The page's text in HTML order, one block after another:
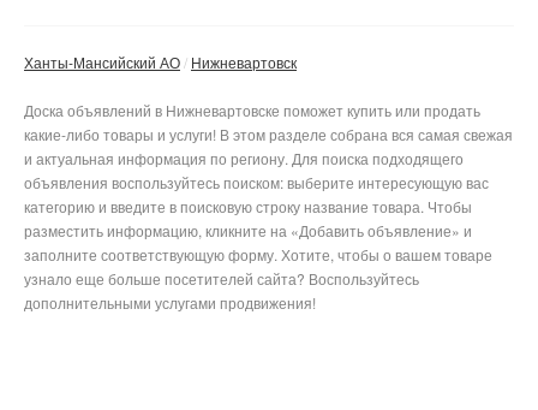
Ханты-Мансийский АО Нижневартовск
Доска объявлений в Нижневартовске поможет купить или продать
какие-либо товары и услуги! В этом разделе собрана вся самая свежая
и актуальная информация по региону. Для поиска подходящего
объявления воспользуйтесь поиском: выберите интересующую вас
категорию и введите в поисковую строку название товара. Чтобы
разместить информацию, кликните на «Добавить объявление» и
заполните соответствующую форму. Хотите, чтобы о вашем товаре
узнало еще больше посетителей сайта? Воспользуйтесь
дополнительными услугами продвижения!